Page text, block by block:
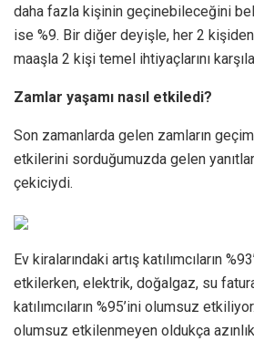
daha fazla kişinin geçinebileceğini
ise %9. Bir diğer deyişle, her 2
maaşla 2 kişi temel ihtiyaçlarını
Zamlar yaşamı nasıl etkiledi?
Son zamanlarda gelen zamların
etkilerini sorduğumuzda gelen
çekiciydi.
Ev kiralarındaki artış katılımcıların
etkilerken, elektrik, doğalgaz, su
katılımcıların %95’ini olumsuz
olumsuz etkilenmeyen oldukça